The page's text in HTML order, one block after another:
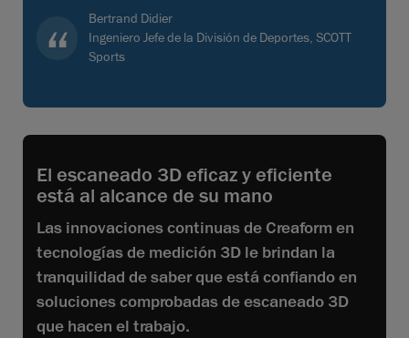
Bertrand Didier
Ingeniero Jefe de la División de Deportes, SCOTT
Sports
El escaneado 3D eficaz y eficiente
está al alcance de su mano
Las innovaciones continuas de Creaform en
tecnologías de medición 3D le brindan la
tranquilidad de saber que está confiando en
soluciones comprobadas de escaneado 3D
que hacen el trabajo.